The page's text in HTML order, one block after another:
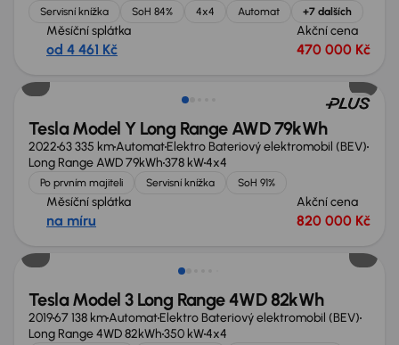
Servisní knížka SoH 84% 4x4 Automat +7 dalších
Měsíční splátka
od 4 461 Kč
Akční cena
470 000 Kč
Zlevněno o 30 000 Kč
Tesla Model Y Long Range AWD 79kWh
202263 335 kmAutomatElektro Bateriový elektromobil (BEV)
Long Range AWD 79kWh378 kW4x4
Po prvním majiteli Servisní knížka SoH 91%
Měsíční splátka
na míru
Akční cena
820 000 Kč
Tesla Model 3 Long Range 4WD 82kWh
201967 138 kmAutomatElektro Bateriový elektromobil (BEV)
Long Range 4WD 82kWh350 kW4x4